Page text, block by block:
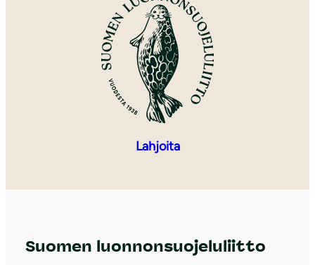
Lahjoita
Suomen luonnonsuojeluliitto